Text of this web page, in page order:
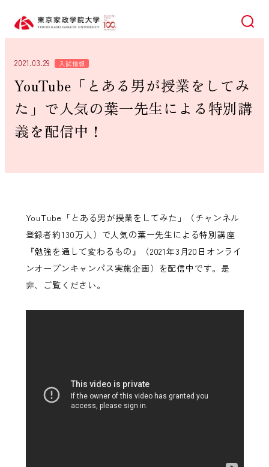
検索
2021.03.29 入試情報
YouTube「とある男が授業をしてみ
た」で人気の葉一先生による特別講
義を配信中！
YouTube「とある男が授業をしてみた」（チャンネル
登録者約130万人）で人気の葉一先生による特別講座
『勉強を通して変わるもの』（2021年3月20日オンライ
ンオープンキャンパス実施企画）を配信中です。是
非、ご覧ください。